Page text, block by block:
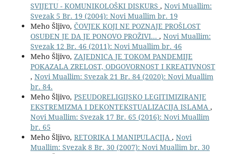
SVIJETU - KOMUNIKOLOŠKI DISKURS , Novi Muallim:
Svezak 5 Br. 19 (2004): Novi Muallim br. 19
Meho Šljivo, ČOVJEK KOJI NE POZNAJE PROŠLOST
OSUĐEN JE DA JE PONOVO PROŽIVI... , Novi Muallim:
Svezak 12 Br. 46 (2011): Novi Muallim br. 46
Meho Šljivo, ZAJEDNICA JE TOKOM PANDEMIJE
POKAZALA ZRELOST, ODGOVORNOST I KREATIVNOST
, Novi Muallim: Svezak 21 Br. 84 (2020): Novi Muallim
br. 84.
Meho Šljivo, PSEUDORELIGIJSKO LEGITIMIZIRANJE
EKSTREMIZMA I DEKONTEKSTUALIZACIJA ISLAMA ,
Novi Muallim: Svezak 17 Br. 65 (2016): Novi Muallim
br. 65
Meho Šljivo, RETORIKA I MANIPULACIJA , Novi
Muallim: Svezak 8 Br. 30 (2007): Novi Muallim br. 30